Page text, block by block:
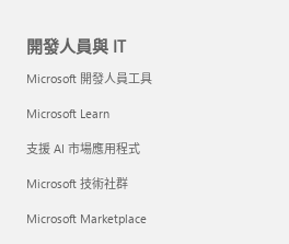
開發人員與 IT
Microsoft 開發人員工具
Microsoft Learn
支援 AI 市場應用程式
Microsoft 技術社群
Microsoft Marketplace